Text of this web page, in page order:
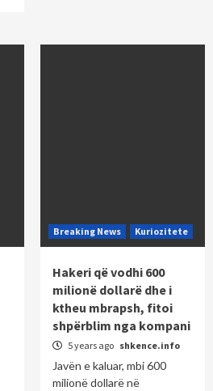
Breaking News Kuriozitete
Hakeri që vodhi 600
milionë dollarë dhe i
ktheu mbrapsh, fitoi
shpërblim nga kompani
5 years ago shkence.info
Javën e kaluar, mbi 600
milionë dollarë në